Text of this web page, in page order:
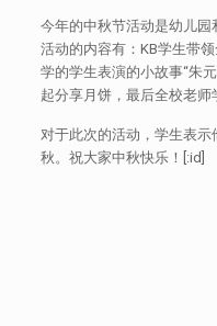
今年的中秋节活动是幼儿园
活动的内容有：KB学生带
学的学生表演的小故事“朱
起分享月饼，最后全校老师
对于此次的活动，学生表
秋。祝大家中秋快乐！[:id]